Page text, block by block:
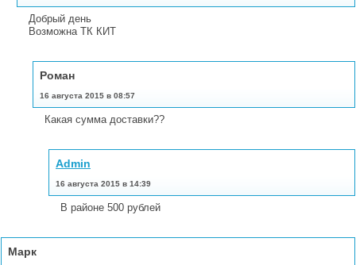
Добрый день
Возможна ТК КИТ
Роман
16 августа 2015 в 08:57
Какая сумма доставки??
Admin
16 августа 2015 в 14:39
В районе 500 рублей
Марк